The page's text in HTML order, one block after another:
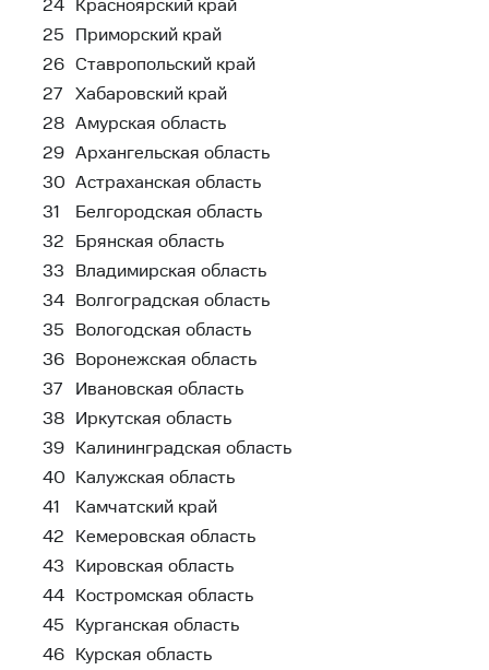
24 Красноярский край
25
Приморский край
26 Ставропольский край
27
Хабаровский край
28 Амурская область
29 Архангельская область
30 Астраханская область
31
Белгородская область
32
Брянская область
33
Владимирская область
34 Волгоградская область
35
Вологодская область
36 Воронежская область
37
Ивановская область
38 Иркутская область
39 Калининградская область
40 Калужская область
41
Камчатский край
42
Кемеровская область
43
Кировская область
44 Костромская область
45
Курганская область
46 Курская область